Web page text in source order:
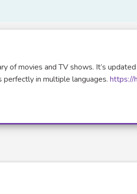
of movies and TV shows. It’s
in multiple languages. https://